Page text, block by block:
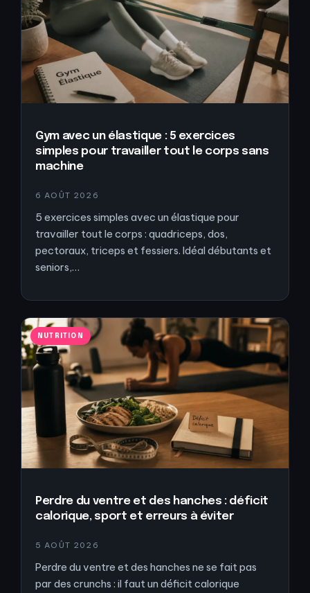
Gym avec un élastique : 5 exercices
simples pour travailler tout le corps sans
machine
6 AOÛT 2026
5 exercices simples avec un élastique pour
travailler tout le corps : quadriceps, dos,
pectoraux, triceps et fessiers. Idéal débutants et
seniors,…
NUTRITION
Perdre du ventre et des hanches : déficit
calorique, sport et erreurs à éviter
5 AOÛT 2026
Perdre du ventre et des hanches ne se fait pas
par des crunchs : il faut un déficit calorique